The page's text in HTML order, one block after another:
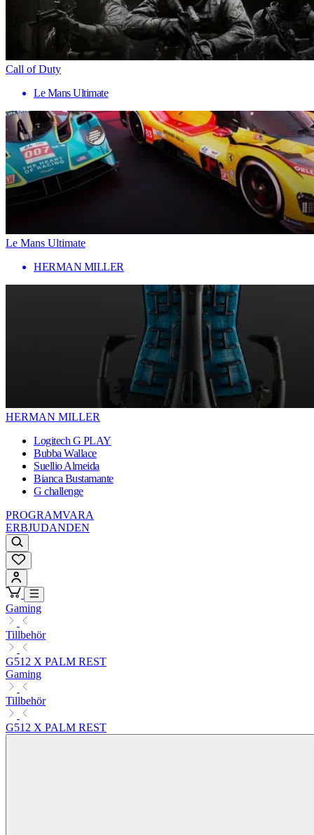
Call of Duty
Le Mans Ultimate
Le Mans Ultimate
HERMAN MILLER
HERMAN MILLER
Logitech G PLAY
Bubba Wallace
Suellio Almeida
Bianca Bustamante
G challenge
PROGRAMVARA
ERBJUDANDEN
Gaming
Tillbehör
G512 X PALM REST
Gaming
Tillbehör
G512 X PALM REST